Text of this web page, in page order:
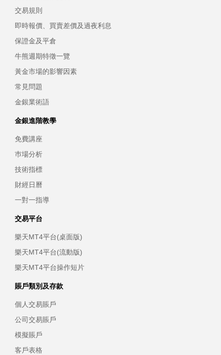
交易規則
即時報價、買賣差價及過夜利息
保證金及平倉
牛熊週期特徵一覽
黃金市場的影響因素
常見問題
金銀業術語
金銀進階教學
免費講座
巿場分析
技術指標
財經日曆
一對一指導
交易平台
樂天MT4平台(桌面版)
樂天MT4平台(流動版)
樂天MT4平台操作短片
賬戶類別及存款
個人交易賬戶
公司交易賬戶
模擬賬戶
客戶表格